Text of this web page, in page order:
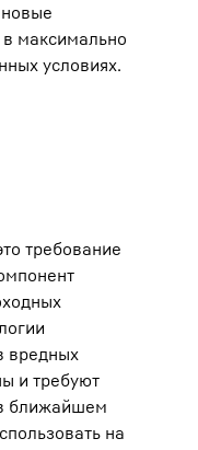
максимально
условиях.
требование
вредных
и требуют
ближайшем
на